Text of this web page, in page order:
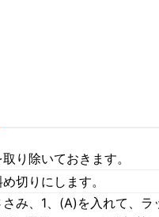
り除いておきます。
切りにします。
み、1、(A)を入れて、ラ